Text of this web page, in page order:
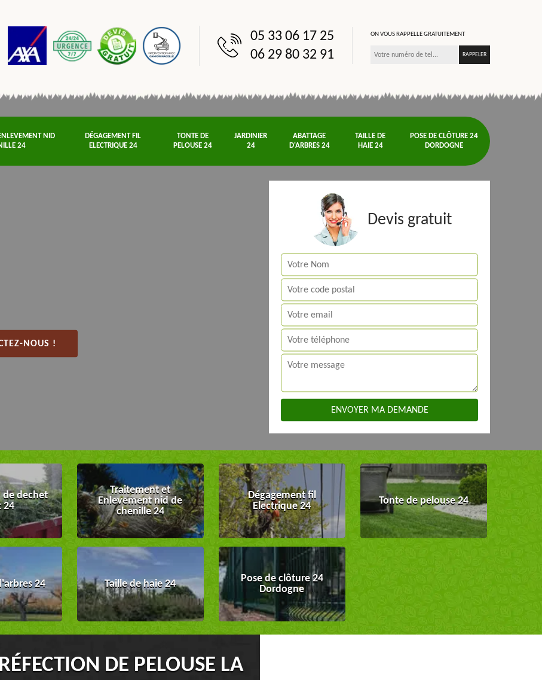
05 33 06 17 25
06 29 80 32 91
ON VOUS RAPPELLE GRATUITEMENT
NID
24
DÉGAGEMENT FIL
ELECTRIQUE 24
TONTE DE
PELOUSE 24
JARDINIER
24
ABATTAGE
D'ARBRES 24
TAILLE DE
HAIE 24
POSE DE CLÔTURE 24
DORDOGNE
NOUS !
Devis gratuit
dechet
24
Traitement et
Enlevement nid de
chenille 24
Dégagement fil
Electrique 24
Tonte de pelouse 24
24 Taille de haie 24
Pose de clôture 24
Dordogne
DE PELOUSE LA